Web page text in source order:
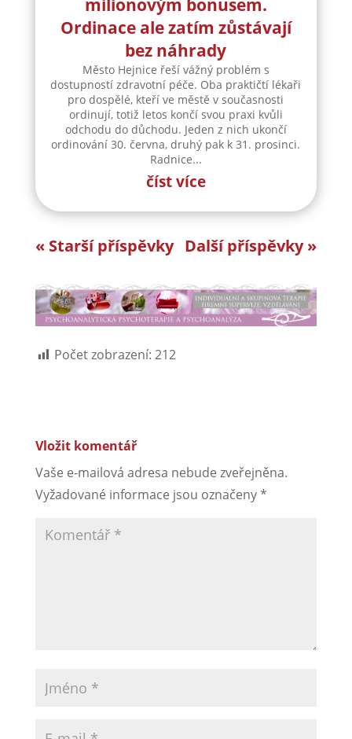
milionovým bonusem.
Ordinace ale zatím zůstávají
bez náhrady
Město Hejnice řeší vážný problém s
dostupností zdravotní péče. Oba praktičtí lékaři
pro dospělé, kteří ve městě v současnosti
ordinují, totiž letos končí svou praxi kvůli
odchodu do důchodu. Jeden z nich ukončí
ordinování 30. června, druhý pak k 31. prosinci.
Radnice...
číst více
« Starší příspěvky Další příspěvky »
Počet zobrazení: 212
Vložit komentář
Vaše e-mailová adresa nebude zveřejněna.
Vyžadované informace jsou označeny*